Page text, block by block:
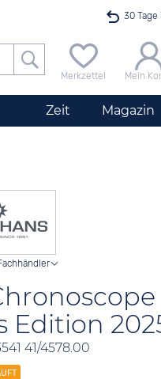
30 Tage
24h
100 Tage
Merkzettel Mein
Zeit Magazin
Edition
41/4578.00